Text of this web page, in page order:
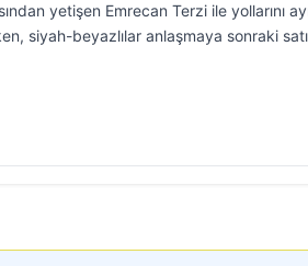
yetişen Emrecan Terzi ile yollarını
siyah-beyazlılar anlaşmaya sonraki